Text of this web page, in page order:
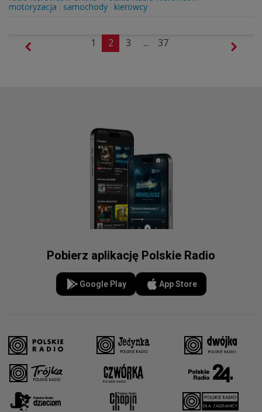
motoryzacja
samochody kierowcy
1 2 3 ... 37
Pobierz aplikację Polskie Radio
Google Play App Store